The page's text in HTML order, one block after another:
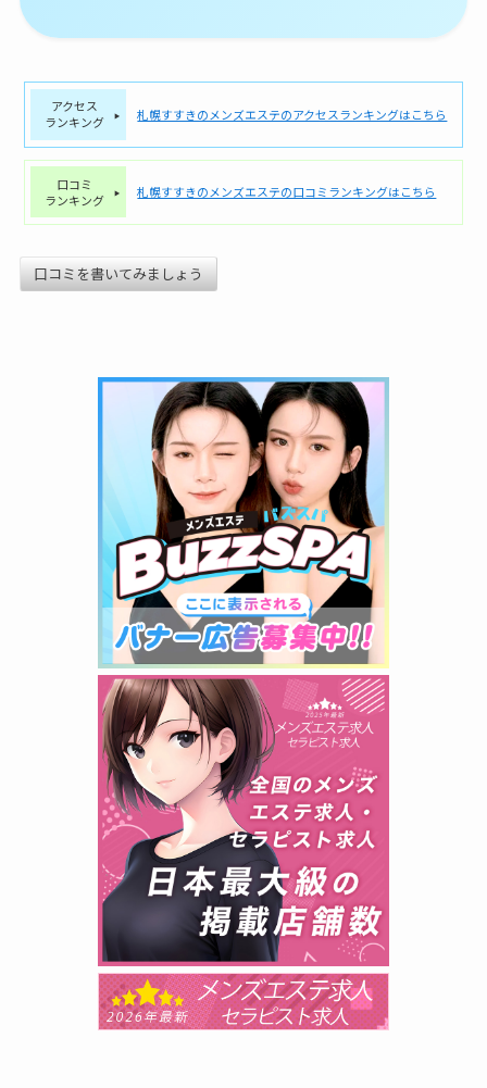
アクセス
ランキング
札幌すすきのメンズエステのアクセスランキングはこちら
口コミ
ランキング
札幌すすきのメンズエステの口コミランキングはこちら
口コミを書いてみましょう